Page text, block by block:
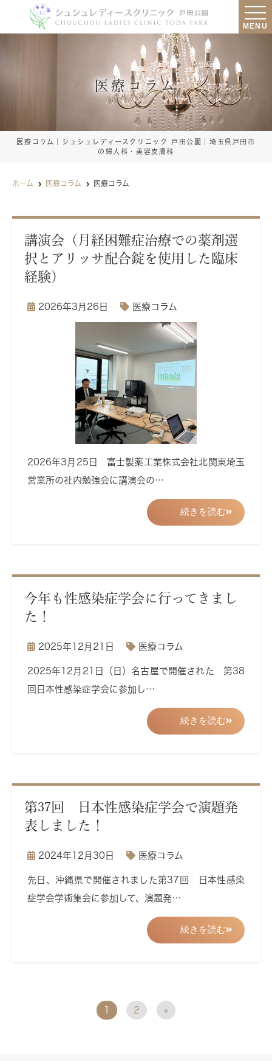
MENU
医療コラム
医療コラム｜シュシュレディースクリニック 戸田公園｜埼玉県戸田市
の婦人科・美容皮膚科
ホーム 医療コラム 医療コラム
講演会（月経困難症治療での薬剤選
択とアリッサ配合錠を使用した臨床
経験）
2026年3月26日 医療コラム
2026年3月25日 富士製薬工業株式会社北関東埼玉
営業所の社内勉強会に講演会の…
続きを読む
今年も性感染症学会に行ってきまし
た！
2025年12月21日 医療コラム
2025年12月21日（日）名古屋で開催された 第38
回日本性感染症学会に参加し…
続きを読む
第37回 日本性感染症学会で演題発
表しました！
2024年12月30日 医療コラム
先日、沖縄県で開催されました第37回 日本性感染
症学会学術集会に参加して、演題発…
続きを読む
2 »